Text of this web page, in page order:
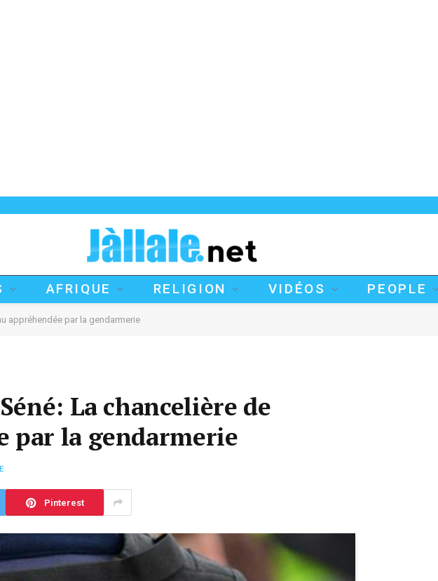
AFRIQUE RELIGION VIDÉOS PEOPLE
appréhendée par la gendarmerie
La chancelière de
par la gendarmerie
Pinterest